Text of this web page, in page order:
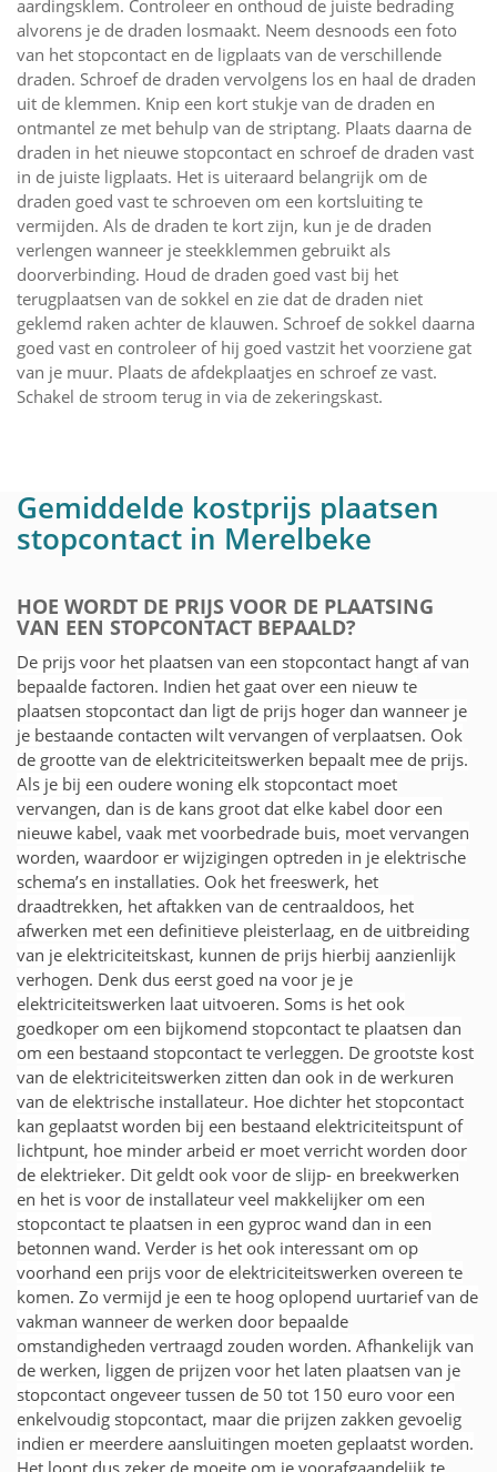
aardingsklem. Controleer en onthoud de juiste bedrading
alvorens je de draden losmaakt. Neem desnoods een foto
van het stopcontact en de ligplaats van de verschillende
draden. Schroef de draden vervolgens los en haal de draden
uit de klemmen. Knip een kort stukje van de draden en
ontmantel ze met behulp van de striptang. Plaats daarna de
draden in het nieuwe stopcontact en schroef de draden vast
in de juiste ligplaats. Het is uiteraard belangrijk om de
draden goed vast te schroeven om een kortsluiting te
vermijden. Als de draden te kort zijn, kun je de draden
verlengen wanneer je steekklemmen gebruikt als
doorverbinding. Houd de draden goed vast bij het
terugplaatsen van de sokkel en zie dat de draden niet
geklemd raken achter de klauwen. Schroef de sokkel daarna
goed vast en controleer of hij goed vastzit het voorziene gat
van je muur. Plaats de afdekplaatjes en schroef ze vast.
Schakel de stroom terug in via de zekeringskast.
Gemiddelde kostprijs plaatsen
stopcontact in Merelbeke
HOE WORDT DE PRIJS VOOR DE PLAATSING
VAN EEN STOPCONTACT BEPAALD?
De prijs voor het plaatsen van een stopcontact hangt af van
bepaalde factoren. Indien het gaat over een nieuw te
plaatsen stopcontact dan ligt de prijs hoger dan wanneer je
je bestaande contacten wilt vervangen of verplaatsen. Ook
de grootte van de elektriciteitswerken bepaalt mee de prijs.
Als je bij een oudere woning elk stopcontact moet
vervangen, dan is de kans groot dat elke kabel door een
nieuwe kabel, vaak met voorbedrade buis, moet vervangen
worden, waardoor er wijzigingen optreden in je elektrische
schema’s en installaties. Ook het freeswerk, het
draadtrekken, het aftakken van de centraaldoos, het
afwerken met een definitieve pleisterlaag, en de uitbreiding
van je elektriciteitskast, kunnen de prijs hierbij aanzienlijk
verhogen. Denk dus eerst goed na voor je je
elektriciteitswerken laat uitvoeren. Soms is het ook
goedkoper om een bijkomend stopcontact te plaatsen dan
om een bestaand stopcontact te verleggen. De grootste kost
van de elektriciteitswerken zitten dan ook in de werkuren
van de elektrische installateur. Hoe dichter het stopcontact
kan geplaatst worden bij een bestaand elektriciteitspunt of
lichtpunt, hoe minder arbeid er moet verricht worden door
de elektrieker. Dit geldt ook voor de slijp- en breekwerken
en het is voor de installateur veel makkelijker om een
stopcontact te plaatsen in een gyproc wand dan in een
betonnen wand. Verder is het ook interessant om op
voorhand een prijs voor de elektriciteitswerken overeen te
komen. Zo vermijd je een te hoog oplopend uurtarief van de
vakman wanneer de werken door bepaalde
omstandigheden vertraagd zouden worden. Afhankelijk van
de werken, liggen de prijzen voor het laten plaatsen van je
stopcontact ongeveer tussen de 50 tot 150 euro voor een
enkelvoudig stopcontact, maar die prijzen zakken gevoelig
indien er meerdere aansluitingen moeten geplaatst worden.
Het loont dus zeker de moeite om je voorafgaandelijk te